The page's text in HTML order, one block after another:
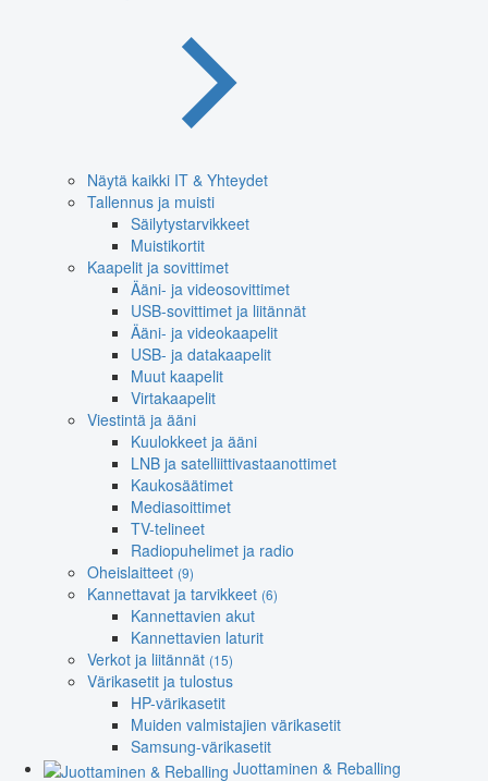
Näytä kaikki IT & Yhteydet
Tallennus ja muisti
Säilytystarvikkeet
Muistikortit
Kaapelit ja sovittimet
Ääni- ja videosovittimet
USB-sovittimet ja liitännät
Ääni- ja videokaapelit
USB- ja datakaapelit
Muut kaapelit
Virtakaapelit
Viestintä ja ääni
Kuulokkeet ja ääni
LNB ja satelliittivastaanottimet
Kaukosäätimet
Mediasoittimet
TV-telineet
Radiopuhelimet ja radio
Oheislaitteet (9)
Kannettavat ja tarvikkeet (6)
Kannettavien akut
Kannettavien laturit
Verkot ja liitännät (15)
Värikasetit ja tulostus
HP-värikasetit
Muiden valmistajien värikasetit
Samsung-värikasetit
Juottaminen & Reballing